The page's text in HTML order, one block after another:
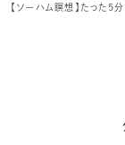
【ソーハム瞑想】たった5